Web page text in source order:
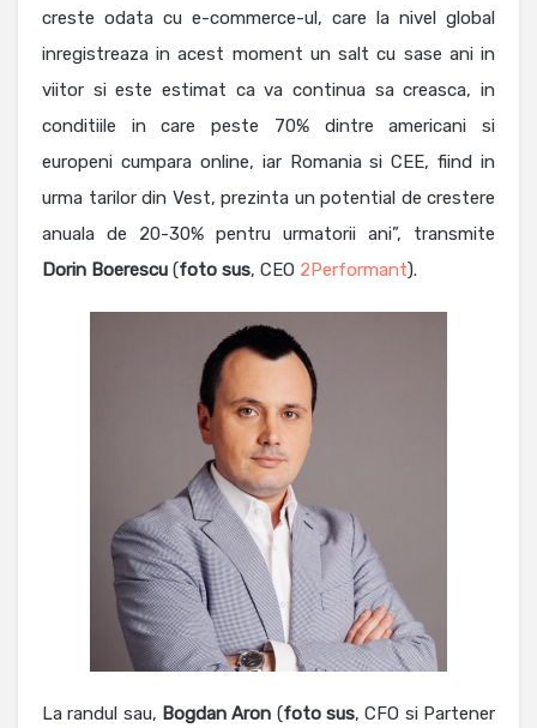
creste odata cu e-commerce-ul, care la nivel global
inregistreaza in acest moment un salt cu sase ani in
viitor si este estimat ca va continua sa creasca, in
conditiile in care peste 70% dintre americani si
europeni cumpara online, iar Romania si CEE, fiind in
urma tarilor din Vest, prezinta un potential de crestere
anuala de 20-30% pentru urmatorii ani”, transmite
Dorin Boerescu (foto sus, CEO 2Performant).
La randul sau, Bogdan Aron (foto sus, CFO si Partener